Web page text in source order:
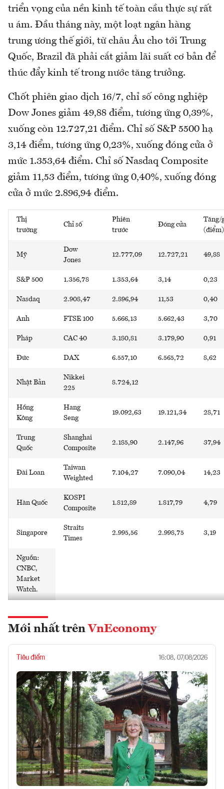
triển vọng của nền kinh tế toàn cầu thực sự rất
u ám. Đầu tháng này, một loạt ngân hàng
trung ương thế giới, từ châu Âu cho tới Trung
Quốc, Brazil đã phải cắt giảm lãi suất cơ bản để
thúc đẩy kinh tế trong nước tăng trưởng.
Chốt phiên giao dịch 16/7, chỉ số công nghiệp
Dow Jones giảm 49,88 điểm, tương ứng 0,39%,
xuống còn 12.727,21 điểm. Chỉ số S&P 5500 hạ
3,14 điểm, tương ứng 0,23%, xuống đóng cửa ở
mức 1.353,64 điểm. Chỉ số Nasdaq Composite
giảm 11,53 điểm, tương ứng 0,40%, xuống đóng
cửa ở mức 2.896,94 điểm.
Thị
trường
Chỉ số
Phiên
trước
Đóng cửa
Tăng/
(điểm)
Mỹ
Dow
Jones
12.777,09 12.727,21 49,88
S&P 500 1.356,78 1.353,64 3,14 0,23
Nasdaq 2.908,47 2.896,94 11,53 0,40
Anh FTSE 100 5.666,13 5.662,43 3,70
Pháp CAC 40 3.180,81 3.179,90 0,91
Đức DAX 6.557,10 6.565,72 8,62
Nhật Bản
Nikkei
225
8.724,12
Hồng
Kông
Hang
Seng
19.092,63 19.121,34 28,71
Trung
Quốc
Shanghai
Composite
2.185,90 2.147,96 37,94
Đài Loan
Taiwan
Weighted
7.104,27 7.090,04 14,23
Hàn Quốc
KOSPI
Composite
1.812,89 1.817,79 4,79
Singapore
Straits
Times
2.995,56 2.998,75 3,19
Nguồn:
CNBC,
Market
Watch.
Mới nhất trên VnEconomy
Tiêu điểm 16:08, 07/08/2026